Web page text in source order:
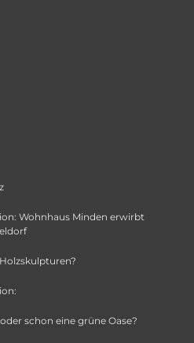
Wohnhaus Minden erwirbt
schon eine grüne Oase?